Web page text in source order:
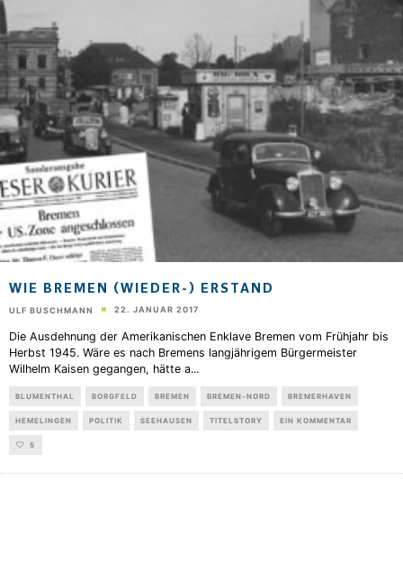
WIE BREMEN (WIEDER-) ERSTAND
ULF BUSCHMANN 22. JANUAR 2017
Die Ausdehnung der Amerikanischen Enklave Bremen vom Frühjahr bis
Herbst 1945. Wäre es nach Bremens langjährigem Bürgermeister
Wilhelm Kaisen gegangen, hätte a...
BLUMENTHAL BORGFELD BREMEN BREMEN-NORD BREMERHAVEN
HEMELINGEN POLITIK SEEHAUSEN TITELSTORY EIN KOMMENTAR
5